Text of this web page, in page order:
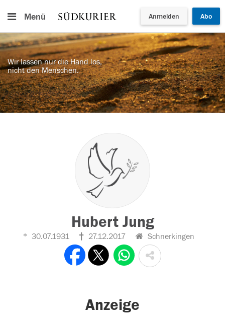
Menü Anmelden Abo
Wir lassen nur die Hand los,
nicht den Menschen.
Hubert Jung
30.07.1931 27.12.2017 Schnerkingen
Anzeige